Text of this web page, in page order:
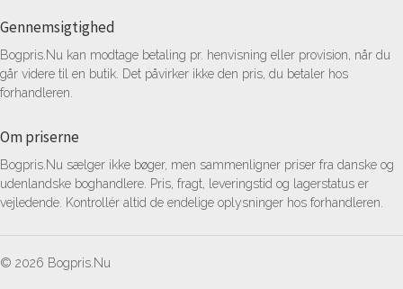
Gennemsigtighed
Bogpris.Nu kan modtage betaling pr. henvisning eller provision, når du
går videre til en butik. Det påvirker ikke den pris, du betaler hos
forhandleren.
Om priserne
Bogpris.Nu sælger ikke bøger, men sammenligner priser fra danske og
udenlandske boghandlere. Pris, fragt, leveringstid og lagerstatus er
vejledende. Kontrollér altid de endelige oplysninger hos forhandleren.
© 2026 Bogpris.Nu